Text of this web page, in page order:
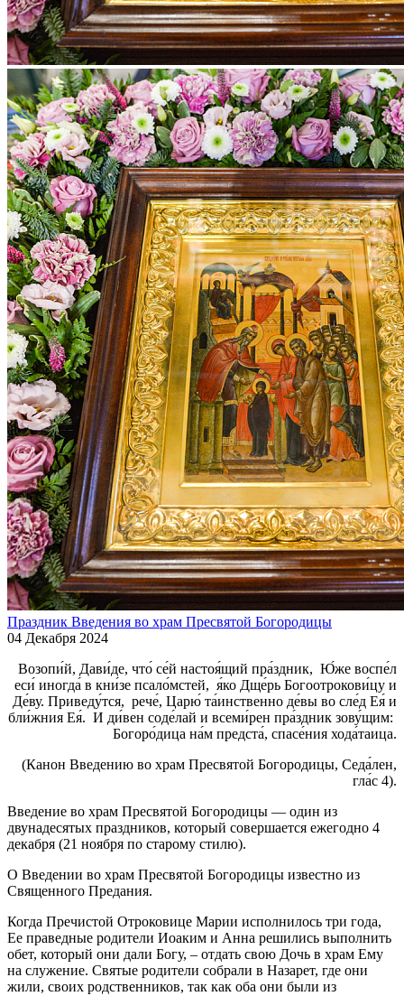
Праздник Введения во храм Пресвятой Богородицы
04 Декабря 2024
Возопи́й, Дави́де, что́ се́й настоя́щий пра́здник, Ю́же воспе́л
еси́ иногда́ в кни́зе псало́мстей, я́ко Дще́рь Богоотрокови́цу и
Де́ву. Приведу́тся, рече́, Царю́ та́инственно де́вы во сле́д Ея́ и
бли́жния Ея́. И ди́вен соде́лай и всеми́рен пра́здник зову́щим:
Богоро́дица на́м предста́, спасе́ния хода́таица.
(Канон Введению во храм Пресвятой Богородицы, Седа́лен,
гла́с 4).
Введение во храм Пресвятой Богородицы — один из
двунадесятых праздников, который совершается ежегодно 4
декабря (21 ноября по старому стилю).
О Введении во храм Пресвятой Богородицы известно из
Священного Предания.
Когда Пречистой Отроковице Марии исполнилось три года,
Ее праведные родители Иоаким и Анна решились выполнить
обет, который они дали Богу, – отдать свою Дочь в храм Ему
на служение. Святые родители собрали в Назарет, где они
жили, своих родственников, так как оба они были из